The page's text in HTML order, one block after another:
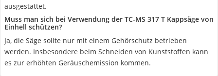
ausgestattet.
Muss man sich bei Verwendung der TC-MS 317 T Kappsäge von
Einhell schützen?
Ja, die Säge sollte nur mit einem Gehörschutz betrieben
werden. Insbesondere beim Schneiden von Kunststoffen kann
es zur erhöhten Geräuschemission kommen.